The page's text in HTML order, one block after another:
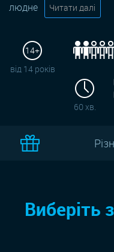
людне
Читати далі
14+
від 14 років
60 хв.
Виберіть